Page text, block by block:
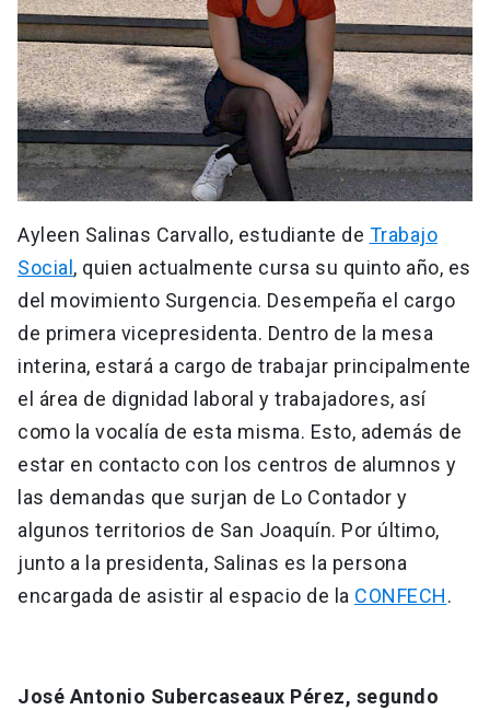
Ayleen Salinas Carvallo, estudiante de Trabajo
Social , quien actualmente cursa su quinto año, es
del movimiento Surgencia. Desempeña el cargo
de primera vicepresidenta. Dentro de la mesa
interina, estará a cargo de trabajar principalmente
el área de dignidad laboral y trabajadores, así
como la vocalía de esta misma. Esto, además de
estar en contacto con los centros de alumnos y
las demandas que surjan de Lo Contador y
algunos territorios de San Joaquín. Por último,
junto a la presidenta, Salinas es la persona
encargada de asistir al espacio de la CONFECH.
José Antonio Subercaseaux Pérez, segundo